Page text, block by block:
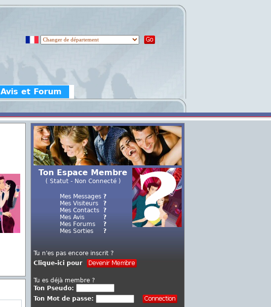
Avis et Forum
Ton Espace Membre
( Statut - Non Connecté )
Mes Messages
Mes Visiteurs
Mes Contacts
Mes Avis
Mes Forums
Mes Sorties
?
?
?
?
?
?
Tu n'es pas encore inscrit ?
Clique-ici pour
Tu es déjà membre ?
Ton Pseudo:
Ton Mot de passe: